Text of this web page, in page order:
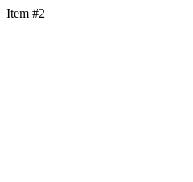
Item #2